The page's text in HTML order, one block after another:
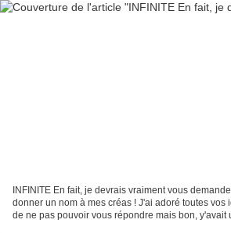
INFINITE En fait, je devrais vraiment vous
donner un nom à mes créas ! J'ai adoré toutes vos
de ne pas pouvoir vous répondre mais bon, y'avait